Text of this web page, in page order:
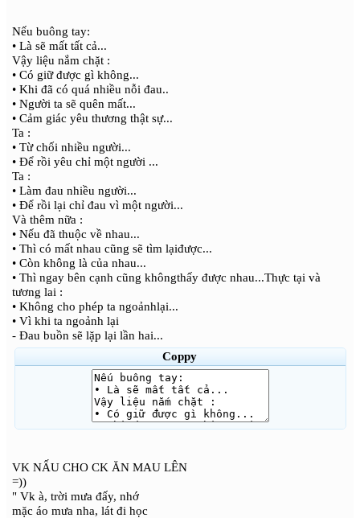
Nếu buông tay:
• Là sẽ mất tất cả...
Vậy liệu nắm chặt :
• Có giữ được gì không...
• Khi đã có quá nhiều nỗi đau..
• Người ta sẽ quên mất...
• Cảm giác yêu thương thật sự...
Ta :
• Từ chối nhiều người...
• Để rồi yêu chỉ một người ...
Ta :
• Làm đau nhiều người...
• Để rồi lại chỉ đau vì một người...
Và thêm nữa :
• Nếu đã thuộc về nhau...
• Thì có mất nhau cũng sẽ tìm lạiđược...
• Còn không là của nhau...
• Thì ngay bên cạnh cũng khôngthấy được nhau...Thực tại và
tương lai :
• Không cho phép ta ngoảnhlại...
• Vì khi ta ngoảnh lại
- Đau buồn sẽ lặp lại lần hai...
Coppy
VK NẤU CHO CK ĂN MAU LÊN
=))
" Vk à, trời mưa đấy, nhớ
mặc áo mưa nha, lát đi học